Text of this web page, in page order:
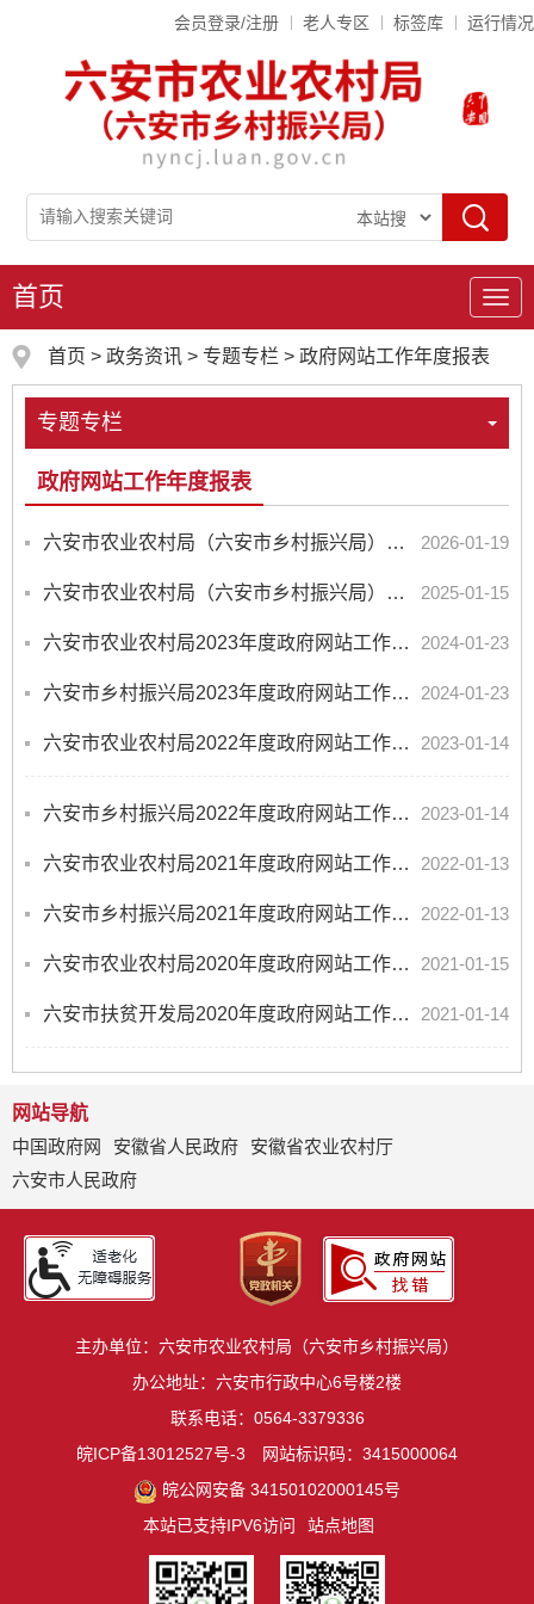
会员登录/注册 老人专区 标签库 运行情况
导
航
首页
首页 > 政务资讯 > 专题专栏 > 政府网站工作年度报表
专题专栏
政府网站工作年度报表
六安市农业农村局（六安市乡村振兴局）2025年度政府网站工作报表 2026-01-19
六安市农业农村局（六安市乡村振兴局）2024年度政府网站工作报表 2025-01-15
六安市农业农村局2023年度政府网站工作报表 2024-01-23
六安市乡村振兴局2023年度政府网站工作报表 2024-01-23
六安市农业农村局2022年度政府网站工作报表 2023-01-14
六安市乡村振兴局2022年度政府网站工作报表 2023-01-14
六安市农业农村局2021年度政府网站工作报表 2022-01-13
六安市乡村振兴局2021年度政府网站工作报表 2022-01-13
六安市农业农村局2020年度政府网站工作报表 2021-01-15
六安市扶贫开发局2020年度政府网站工作报表 2021-01-14
网站导航
中国政府网
安徽省人民政府
安徽省农业农村厅
六安市人民政府
主办单位：六安市农业农村局（六安市乡村振兴局）
办公地址：六安市行政中心6号楼2楼
联系电话：0564-3379336
皖ICP备13012527号-3
网站标识码：3415000064
皖公网安备 34150102000145号
本站已支持IPV6访问
站点地图